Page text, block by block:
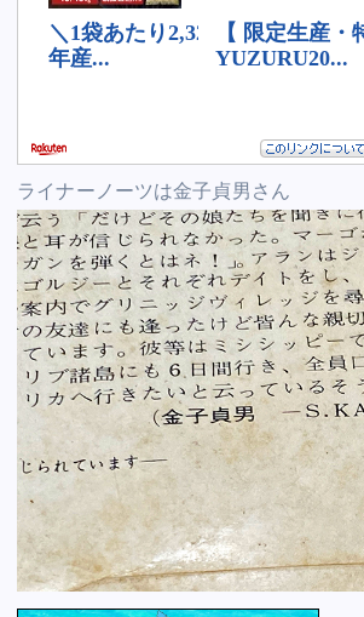
ライナーノーツは金子貞男さん